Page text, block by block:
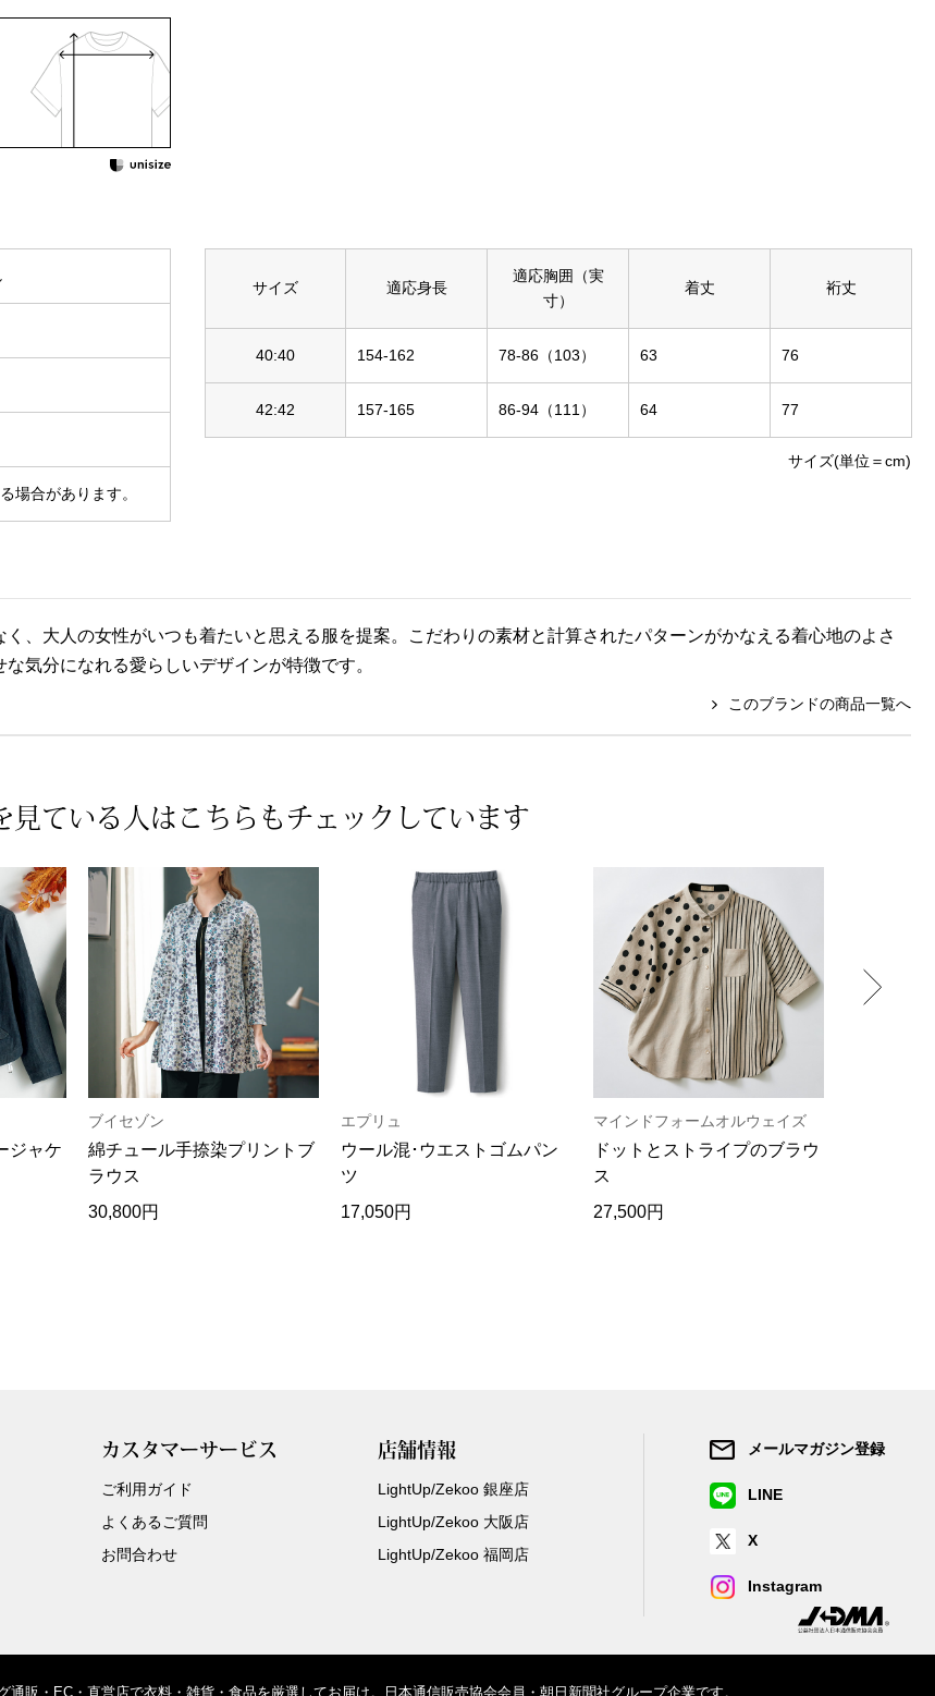
場合があります。
サイズ 適応身長
適応胸囲（実
寸）
着丈 裄丈
40:40 154-162 78-86（103） 63 76
42:42 157-165 86-94（111） 64 77
サイズ(単位＝cm)
く、大人の女性がいつも着たいと思える服を提案。こだわりの素材と計算されたパターンがかなえる着心地のよさ
気分になれる愛らしいデザインが特徴です。
このブランドの商品一覧へ
見ている人は こちらもチェックしています
ジャケ
ブイセゾン
綿チュール手捺染プリントブ
ラウス
30,800円
エプリュ
ウール混･ウエストゴムパン
ツ
17,050円
マインドフォームオルウェイズ
ドットとストライプのブラウ
ス
27,500円
カスタマーサービス
ご利用ガイド
よくあるご質問
お問合わせ
店舗情報
LightUp/Zekoo 銀座店
LightUp/Zekoo 大阪店
LightUp/Zekoo 福岡店
メールマガジン登録
LINE
X
Instagram
販・EC・直営店で衣料・雑貨・食品を厳選してお届け。日本通信販売協会会員・朝日新聞社グループ企業です。